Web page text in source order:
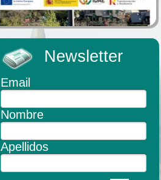
Newsletter
Email
Nombre
Apellidos